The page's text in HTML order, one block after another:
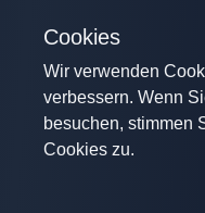
Cookies
Wir verwenden
verbessern. Wenn
besuchen, stimmen
Cookies zu.